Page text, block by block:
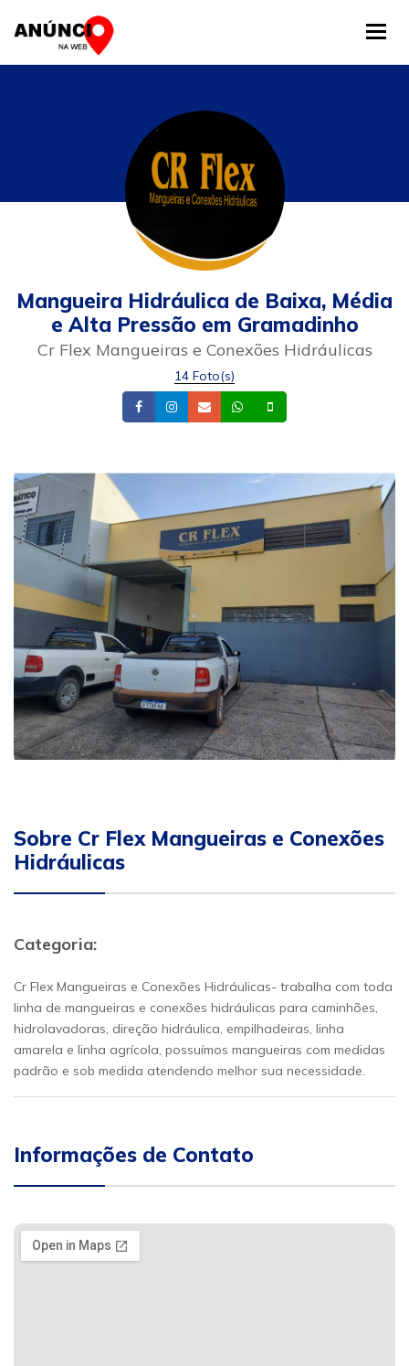
Mangueira Hidráulica de Baixa, Média
e Alta Pressão em Gramadinho
Cr Flex Mangueiras e Conexões Hidráulicas
14 Foto(s)
FacebookInstagram
Email Whatsapp
Sobre Cr Flex Mangueiras e Conexões
Hidráulicas
Categoria:
Cr Flex Mangueiras e Conexões Hidráulicas- trabalha com toda
linha de mangueiras e conexões hidráulicas para caminhões,
hidrolavadoras, direção hidráulica, empilhadeiras, linha
amarela e linha agrícola, possuímos mangueiras com medidas
padrão e sob medida atendendo melhor sua necessidade.
Informações de Contato